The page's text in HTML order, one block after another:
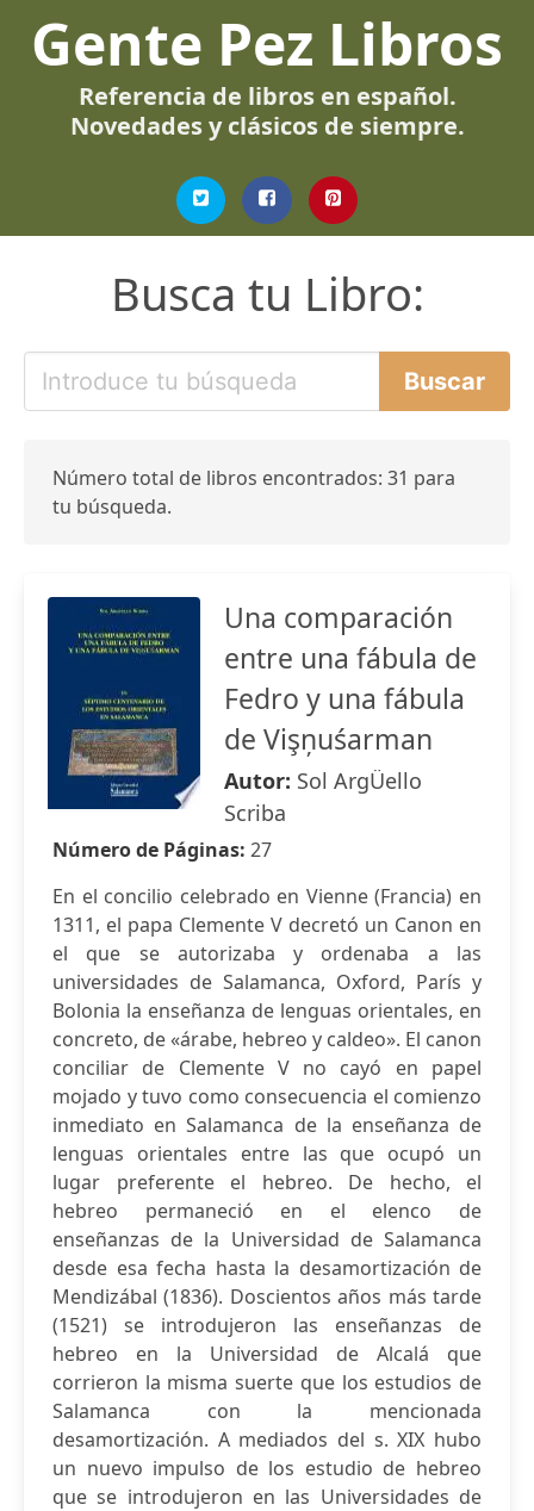
Gente Pez Libros
Referencia de libros en español.
Novedades y clásicos de siempre.
Busca tu Libro:
Número total de libros encontrados: 31 para
tu búsqueda.
Una comparación
entre una fábula de
Fedro y una fábula
de Vişņuśarman
Autor: Sol ArgÜello
Scriba
Número de Páginas: 27
En el concilio celebrado en Vienne (Francia) en
1311, el papa Clemente V decretó un Canon en
el que se autorizaba y ordenaba a las
universidades de Salamanca, Oxford, París y
Bolonia la enseñanza de lenguas orientales, en
concreto, de «árabe, hebreo y caldeo». El canon
conciliar de Clemente V no cayó en papel
mojado y tuvo como consecuencia el comienzo
inmediato en Salamanca de la enseñanza de
lenguas orientales entre las que ocupó un
lugar preferente el hebreo. De hecho, el
hebreo permaneció en el elenco de
enseñanzas de la Universidad de Salamanca
desde esa fecha hasta la desamortización de
Mendizábal (1836). Doscientos años más tarde
(1521) se introdujeron las enseñanzas de
hebreo en la Universidad de Alcalá que
corrieron la misma suerte que los estudios de
Salamanca con la mencionada
desamortización. A mediados del s. XIX hubo
un nuevo impulso de los estudio de hebreo
que se introdujeron en las Universidades de